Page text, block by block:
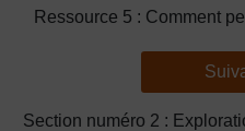
Ressource 5 : Comment
Section numéro 2 :